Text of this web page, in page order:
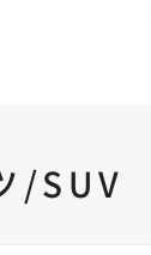
/SUV